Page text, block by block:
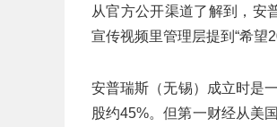
从官方公开渠道了解到，安
宣传视频里管理层提到“希望
安普瑞斯（无锡）成立时是
股约45%。但第一财经从美